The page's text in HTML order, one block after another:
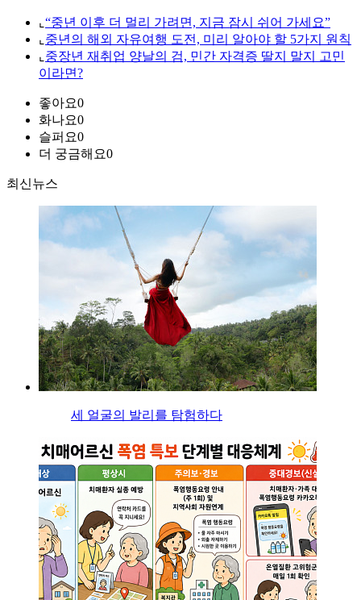
⌞ “중년 이후 더 멀리 가려면, 지금 잠시 쉬어 가세요”
⌞ 중년의 해외 자유여행 도전, 미리 알아야 할 5가지 원칙
⌞ 중장년 재취업 양날의 검, 민간 자격증 딸지 말지 고민
이라면?
좋아요0
화나요0
슬퍼요0
더 궁금해요0
최신뉴스
세 얼굴의 발리를 탐험하다